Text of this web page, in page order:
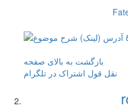
بازگشت به بالای صفحه
نقل قول اشتراک در تلگرام